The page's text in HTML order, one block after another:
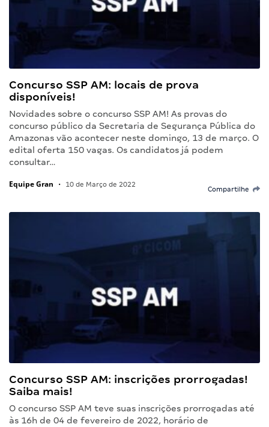
Concurso SSP AM: locais de prova
disponíveis!
Novidades sobre o concurso SSP AM! As provas do
concurso público da Secretaria de Segurança Pública do
Amazonas vão acontecer neste domingo, 13 de março. O
edital oferta 150 vagas. Os candidatos já podem
consultar…
Equipe Gran • 10 de Março de 2022
Compartilhe
Concurso SSP AM: inscrições prorrogadas!
Saiba mais!
O concurso SSP AM teve suas inscrições prorrogadas até
às 16h de 04 de fevereiro de 2022, horário de